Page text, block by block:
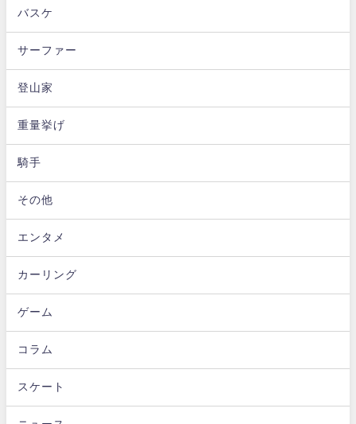
バスケ
サーファー
登山家
重量挙げ
騎手
その他
エンタメ
カーリング
ゲーム
コラム
スケート